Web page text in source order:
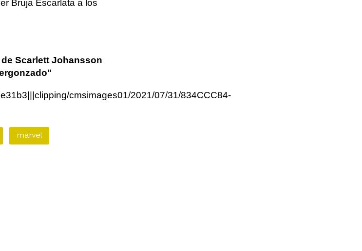
Bruja Escarlata a los
Scarlett Johansson
cmsimages01/2021/07/31/834CCC84-
marvel